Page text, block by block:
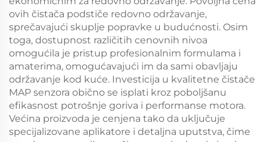
ovih čistača podstiče redovno održavanje,
sprečavajući skuplje popravke u budućnosti. Osim
toga, dostupnost različitih cenovnih nivoa
omogućila je pristup profesionalnim formulama i
amaterima, omogućavajući im da sami obavljaju
održavanje kod kuće. Investicija u kvalitetne čistače
MAP senzora obično se isplati kroz poboljšanu
efikasnost potrošnje goriva i performanse motora.
Većina proizvoda je cenjena tako da uključuje
specijalizovane aplikatore i detaljna uputstva, čime